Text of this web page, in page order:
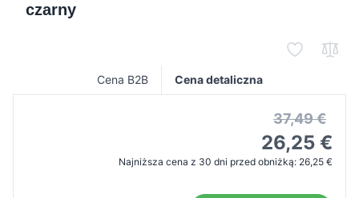
czarny
Cena B2B Cena detaliczna
37,49 €
26,25 €
Najniższa cena z 30 dni przed obniżką: 26,25 €